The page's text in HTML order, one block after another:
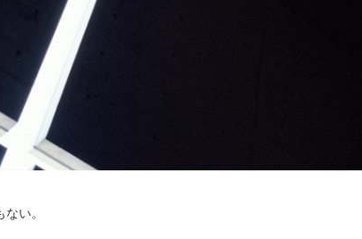
い。